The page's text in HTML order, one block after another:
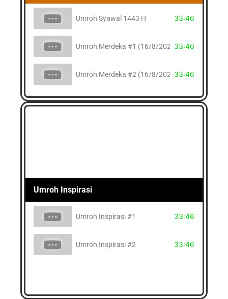
Umroh Syawal 1443 H 33:46
Umroh Merdeka #1 (16/8/2023)33:46
Umroh Merdeka #2 (16/8/2024)33:46
Umroh Inspirasi
Umroh Inspirasi #1 33:46
Umroh Inspirasi #2 33:46